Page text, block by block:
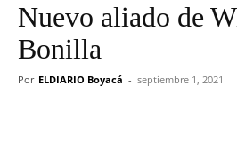
Nuevo aliado de
Bonilla
Por ELDIARIO Boyacá - septiembre 1, 2021